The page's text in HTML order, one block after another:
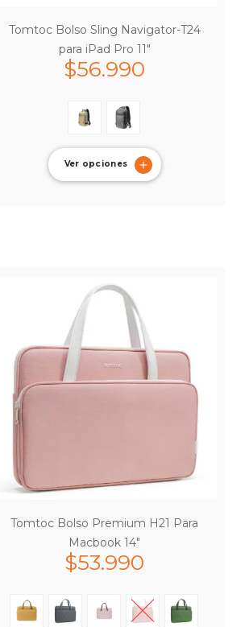
Tomtoc Bolso Sling Navigator-T24
para iPad Pro 11″
$56.990
Ver opciones
Tomtoc Bolso Premium H21 Para
Macbook 14″
$53.990